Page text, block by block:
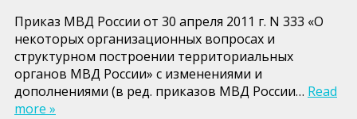
Приказ МВД России от 30 апреля 2011 г. N 333 «О
некоторых организационных вопросах и
структурном построении территориальных
органов МВД России» с изменениями и
дополнениями (в ред. приказов МВД России… Read
more »